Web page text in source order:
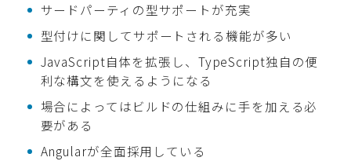
サードパーティの型サポートが充実
型付けに関してサポートされる機能が多い
JavaScript自体を拡張し、TypeScript独自の便
利な構文を使えるようになる
場合によってはビルドの仕組みに手を加える必
要がある
Angularが全面採用している